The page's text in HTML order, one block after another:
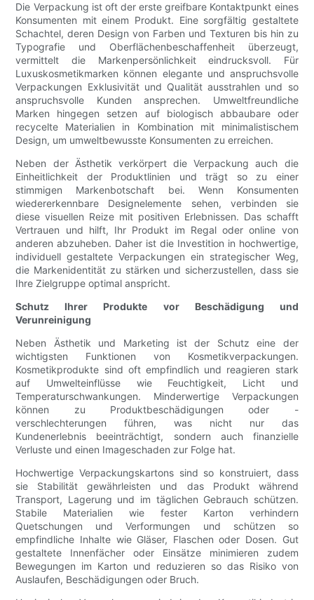
Die Verpackung ist oft der erste greifbare Kontaktpunkt eines
Konsumenten mit einem Produkt. Eine sorgfältig gestaltete
Schachtel, deren Design von Farben und Texturen bis hin zu
Typografie und Oberflächenbeschaffenheit überzeugt,
vermittelt die Markenpersönlichkeit eindrucksvoll. Für
Luxuskosmetikmarken können elegante und anspruchsvolle
Verpackungen Exklusivität und Qualität ausstrahlen und so
anspruchsvolle Kunden ansprechen. Umweltfreundliche
Marken hingegen setzen auf biologisch abbaubare oder
recycelte Materialien in Kombination mit minimalistischem
Design, um umweltbewusste Konsumenten zu erreichen.
Neben der Ästhetik verkörpert die Verpackung auch die
Einheitlichkeit der Produktlinien und trägt so zu einer
stimmigen Markenbotschaft bei. Wenn Konsumenten
wiedererkennbare Designelemente sehen, verbinden sie
diese visuellen Reize mit positiven Erlebnissen. Das schafft
Vertrauen und hilft, Ihr Produkt im Regal oder online von
anderen abzuheben. Daher ist die Investition in hochwertige,
individuell gestaltete Verpackungen ein strategischer Weg,
die Markenidentität zu stärken und sicherzustellen, dass sie
Ihre Zielgruppe optimal anspricht.
Schutz Ihrer Produkte vor Beschädigung und
Verunreinigung
Neben Ästhetik und Marketing ist der Schutz eine der
wichtigsten Funktionen von Kosmetikverpackungen.
Kosmetikprodukte sind oft empfindlich und reagieren stark
auf Umwelteinflüsse wie Feuchtigkeit, Licht und
Temperaturschwankungen. Minderwertige Verpackungen
können zu Produktbeschädigungen oder -
verschlechterungen führen, was nicht nur das
Kundenerlebnis beeinträchtigt, sondern auch finanzielle
Verluste und einen Imageschaden zur Folge hat.
Hochwertige Verpackungskartons sind so konstruiert, dass
sie Stabilität gewährleisten und das Produkt während
Transport, Lagerung und im täglichen Gebrauch schützen.
Stabile Materialien wie fester Karton verhindern
Quetschungen und Verformungen und schützen so
empfindliche Inhalte wie Gläser, Flaschen oder Dosen. Gut
gestaltete Innenfächer oder Einsätze minimieren zudem
Bewegungen im Karton und reduzieren so das Risiko von
Auslaufen, Beschädigungen oder Bruch.